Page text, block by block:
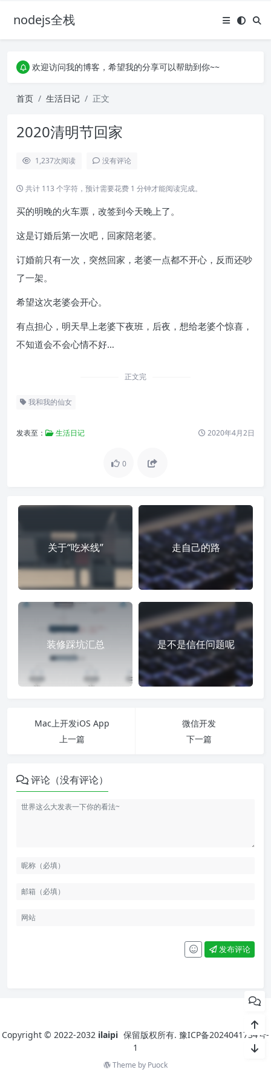
nodejs全栈
欢迎访问我的博客，希望我的分享可以帮助到你~~
欢迎访问我的博客，希望我的分享可以帮助到你~~
首页
生活日记 正文
2020清明节回家
1,237次阅读 没有评论
共计 113 个字符，预计需要花费 1 分钟才能阅读完成。
买的明晚的火车票，改签到今天晚上了。
这是订婚后第一次吧，回家陪老婆。
订婚前只有一次，突然回家，老婆一点都不开心，反而还吵
了一架。
希望这次老婆会开心。
有点担心，明天早上老婆下夜班，后夜，想给老婆个惊喜，
不知道会不会心情不好…
正文完
我和我的仙女
发表至： 生活日记 2020年4月2日
0
关于“吃米线” 走自己的路
装修踩坑汇总 是不是信任问题呢
Mac上开发iOS App
上一篇
微信开发
下一篇
评论（没有评论）
发布评论
Copyright © 2022-2032 ilaipi 保留版权所有. 豫ICP备2024041734号-
1
Theme by Puock